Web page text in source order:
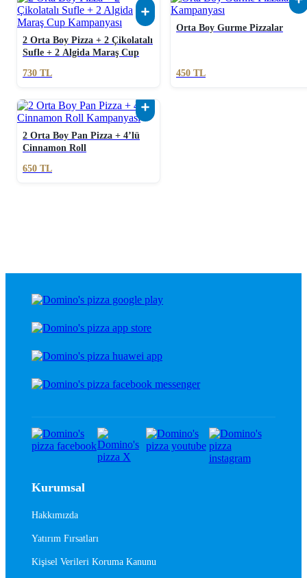
2 Orta Boy Pizza + 2 Çikolatalı
Sufle + 2 Algida Maraş Cup
730 TL
Orta Boy Gurme Pizzalar
450 TL
2 Orta Boy Pan Pizza + 4’lü
Cinnamon Roll
650 TL
Kurumsal
Hakkımızda
Yatırım Fırsatları
Kişisel Verileri Koruma Kanunu